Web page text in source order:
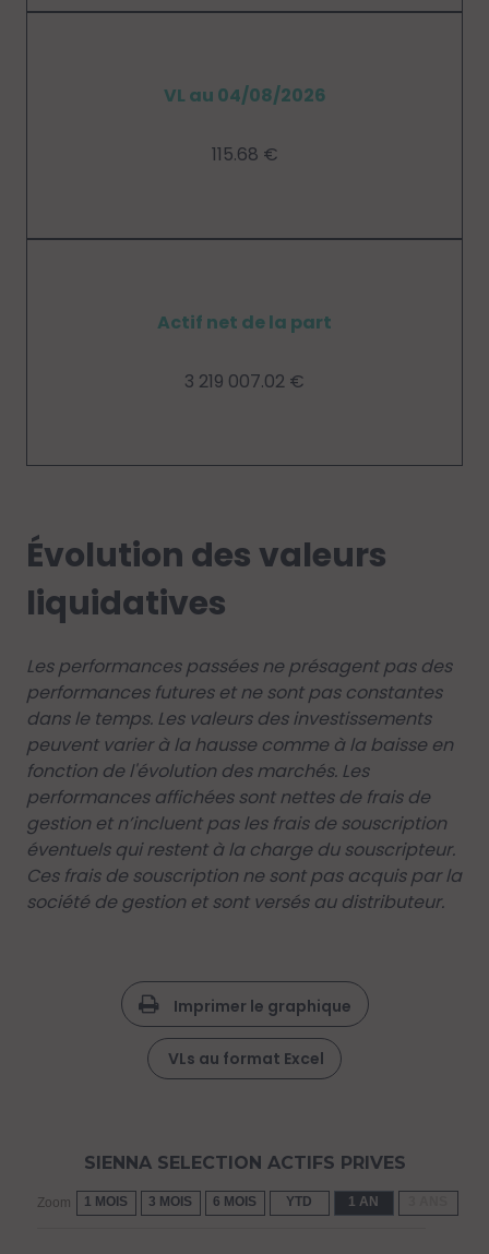
VL au 04/08/2026
115.68 €
Actif net de la part
3 219 007.02 €
Évolution des valeurs
liquidatives
Les performances passées ne présagent pas des
performances futures et ne sont pas constantes
dans le temps. Les valeurs des investissements
peuvent varier à la hausse comme à la baisse en
fonction de l'évolution des marchés. Les
performances affichées sont nettes de frais de
gestion et n’incluent pas les frais de souscription
éventuels qui restent à la charge du souscripteur.
Ces frais de souscription ne sont pas acquis par la
société de gestion et sont versés au distributeur.
Imprimer le graphique
VLs au format Excel
Zoom 1 MOIS 3 MOIS 6 MOIS YTD 1 AN
SIENNA SELECTION ACTIFS PRIVES